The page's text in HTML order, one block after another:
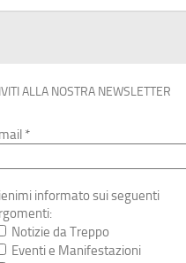
ALLA NOSTRA NEWSLETTER
*
informato sui seguenti
Notizie da Treppo
Eventi e Manifestazioni